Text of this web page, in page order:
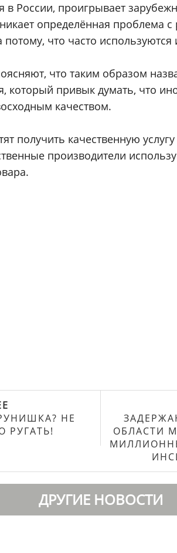
России, проигрывает
определённая проблема с
потому, что часто
что таким образом
который привык думать, что
качеством.
получить качественную
производители
НЕ
РУГАТЬ!
ОБЛАСТИ
ДРУГИЕ НОВОСТИ